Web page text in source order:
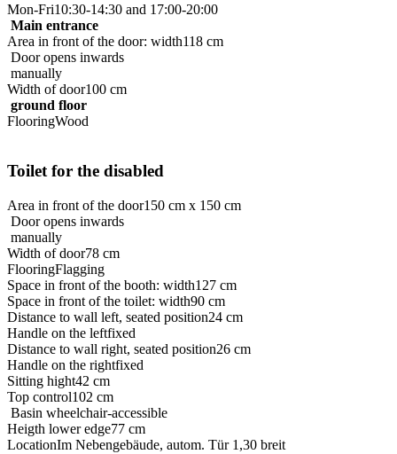
Mon-Fri10:30-14:30 and 17:00-20:00
Main entrance
Area in front of the door: width118 cm
Door opens inwards
manually
Width of door100 cm
ground floor
FlooringWood
Toilet for the disabled
Area in front of the door150 cm x 150 cm
Door opens inwards
manually
Width of door78 cm
FlooringFlagging
Space in front of the booth: width127 cm
Space in front of the toilet: width90 cm
Distance to wall left, seated position24 cm
Handle on the leftfixed
Distance to wall right, seated position26 cm
Handle on the rightfixed
Sitting hight42 cm
Top control102 cm
Basin wheelchair-accessible
Heigth lower edge77 cm
LocationIm Nebengebäude, autom. Tür 1,30 breit